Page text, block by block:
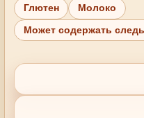
Глютен Молоко
Может содержать